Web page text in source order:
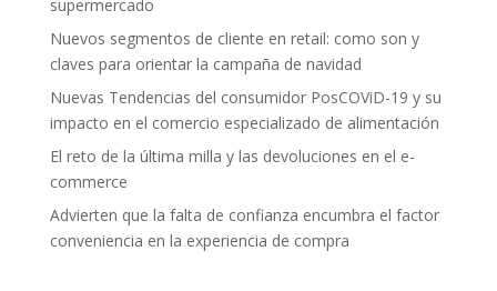
supermercado
Nuevos segmentos de cliente en retail: como son y
claves para orientar la campaña de navidad
Nuevas Tendencias del consumidor PosCOViD-19 y su
impacto en el comercio especializado de alimentación
El reto de la última milla y las devoluciones en el e-
commerce
Advierten que la falta de confianza encumbra el factor
conveniencia en la experiencia de compra